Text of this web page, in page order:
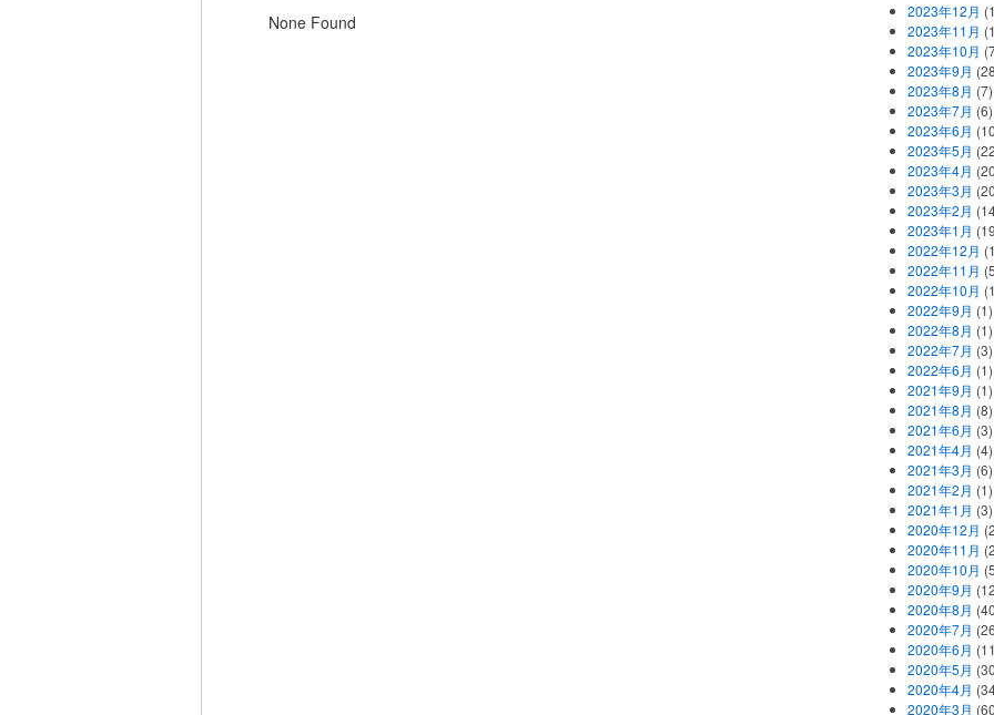
None Found
2023年12月
2023年11月
2023年10月
2023年9月
2023年8月 (7)
2023年7月 (6)
2023年6月
2023年5月
2023年4月
2023年3月
2023年2月
2023年1月
2022年12月
2022年11月
2022年10月
2022年9月 (1)
2022年8月 (1)
2022年7月 (3)
2022年6月 (1)
2021年9月 (1)
2021年8月 (8)
2021年6月 (3)
2021年4月 (4)
2021年3月 (6)
2021年2月 (1)
2021年1月 (3)
2020年12月
2020年11月
2020年10月
2020年9月
2020年8月
2020年7月
2020年6月
2020年5月
2020年4月
2020年3月